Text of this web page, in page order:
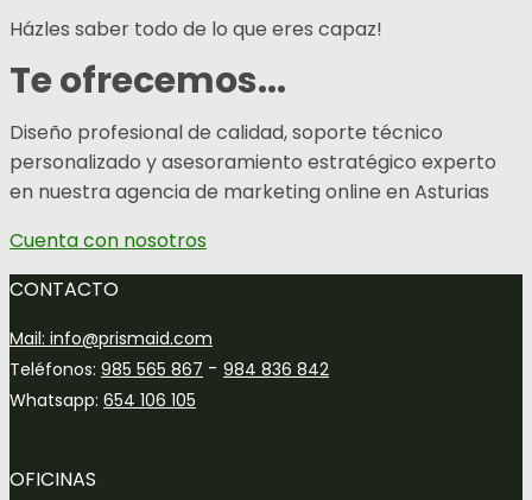
Házles saber todo de lo que eres capaz!
Te ofrecemos...
Diseño profesional de calidad, soporte técnico
personalizado y asesoramiento estratégico experto
en nuestra agencia de marketing online en Asturias
Cuenta con nosotros
CONTACTO
Mail: info@prismaid.com
Teléfonos: 985 565 867 - 984 836 842
Whatsapp: 654 106 105
OFICINAS